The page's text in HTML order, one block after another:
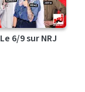
Le 6/9 sur NRJ